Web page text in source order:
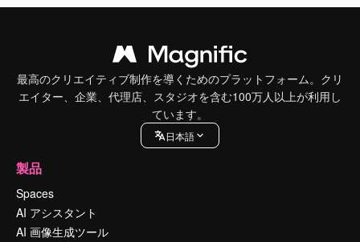
最高のクリエイティブ制作を導くためのプラットフォーム。クリ
エイター、企業、代理店、スタジオを含む100万人以上が利用し
ています。
日本語
製品
Spaces
AI アシスタント
AI 画像生成ツール